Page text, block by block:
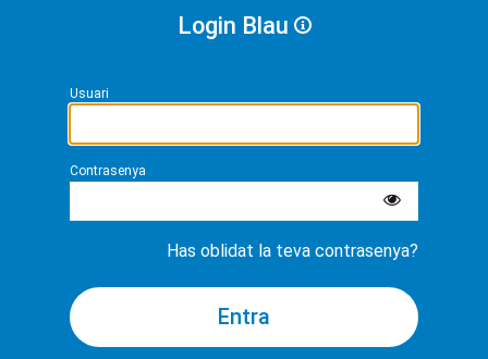
Login Blau
Usuari
Contrasenya
Has oblidat la teva contrasenya?